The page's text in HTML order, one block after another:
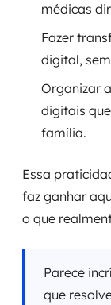
médicas
Fazer
digital,
Organizar
digitais
família.
Essa
faz ganhar
o que
Parece
que